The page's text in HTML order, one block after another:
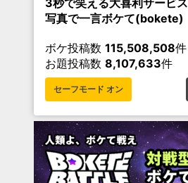
3秒で笑える大喜利サービス
写真で一言ボケて(bokete)
ボケ投稿数 115,508,508件
お題投稿数 8,107,633件
セーフモード オン